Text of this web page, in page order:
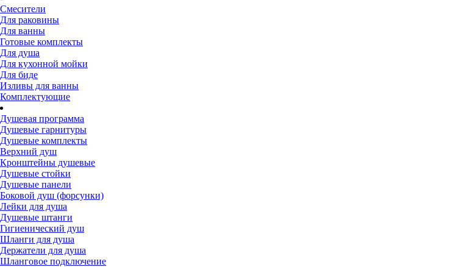
Смесители
Для раковины
Для ванны
Готовые комплекты
Для душа
Для кухонной мойки
Для биде
Изливы для ванны
Комплектующие
Душевая программа
Душевые гарнитуры
Душевые комплекты
Верхний душ
Кронштейны душевые
Душевые стойки
Душевые панели
Боковой душ (форсунки)
Лейки для душа
Душевые штанги
Гигиенический душ
Шланги для душа
Держатели для душа
Шланговое подключение